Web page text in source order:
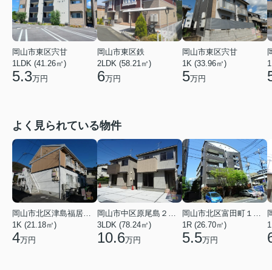
岡山市東区宍甘
1LDK (41.26㎡)
5.3万円
岡山市東区鉄
2LDK (58.21㎡)
6万円
岡山市東区宍甘
1K (33.96㎡)
5万円
よく見られている物件
岡山市北区津島福居１丁目
1K (21.18㎡)
4万円
岡山市中区原尾島２丁目
3LDK (78.24㎡)
10.6万円
岡山市北区富田町１丁目
1R (26.70㎡)
5.5万円